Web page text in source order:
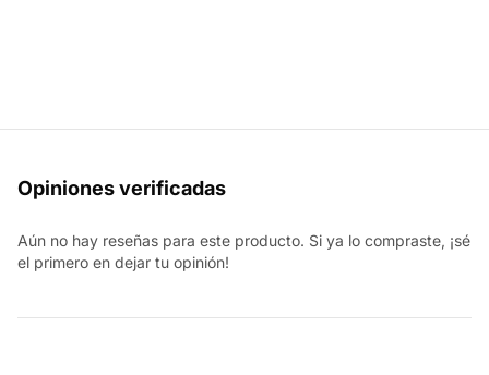
Opiniones verificadas
Aún no hay reseñas para este producto. Si ya lo compraste, ¡sé
el primero en dejar tu opinión!